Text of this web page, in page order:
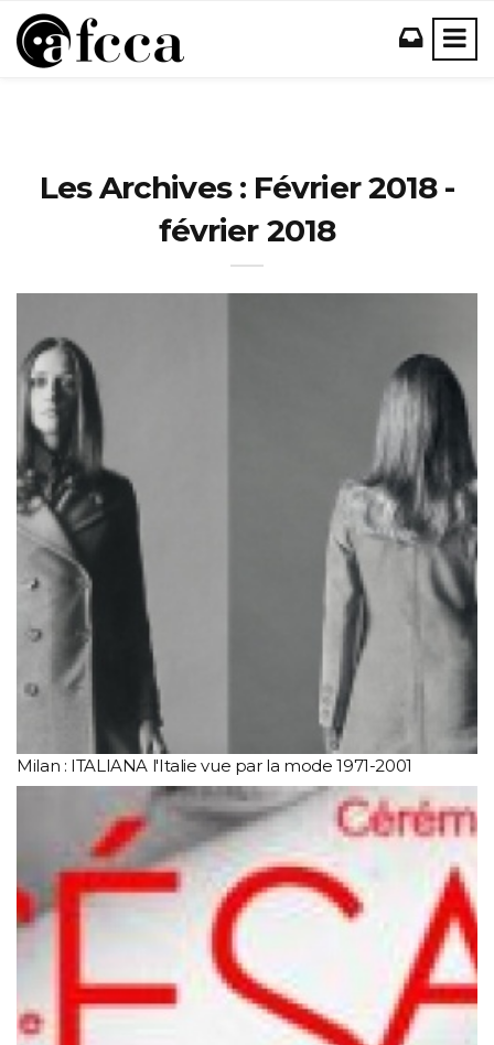
Les Archives : Février 2018 -
février 2018
Milan : ITALIANA l'Italie vue par la mode 1971-2001